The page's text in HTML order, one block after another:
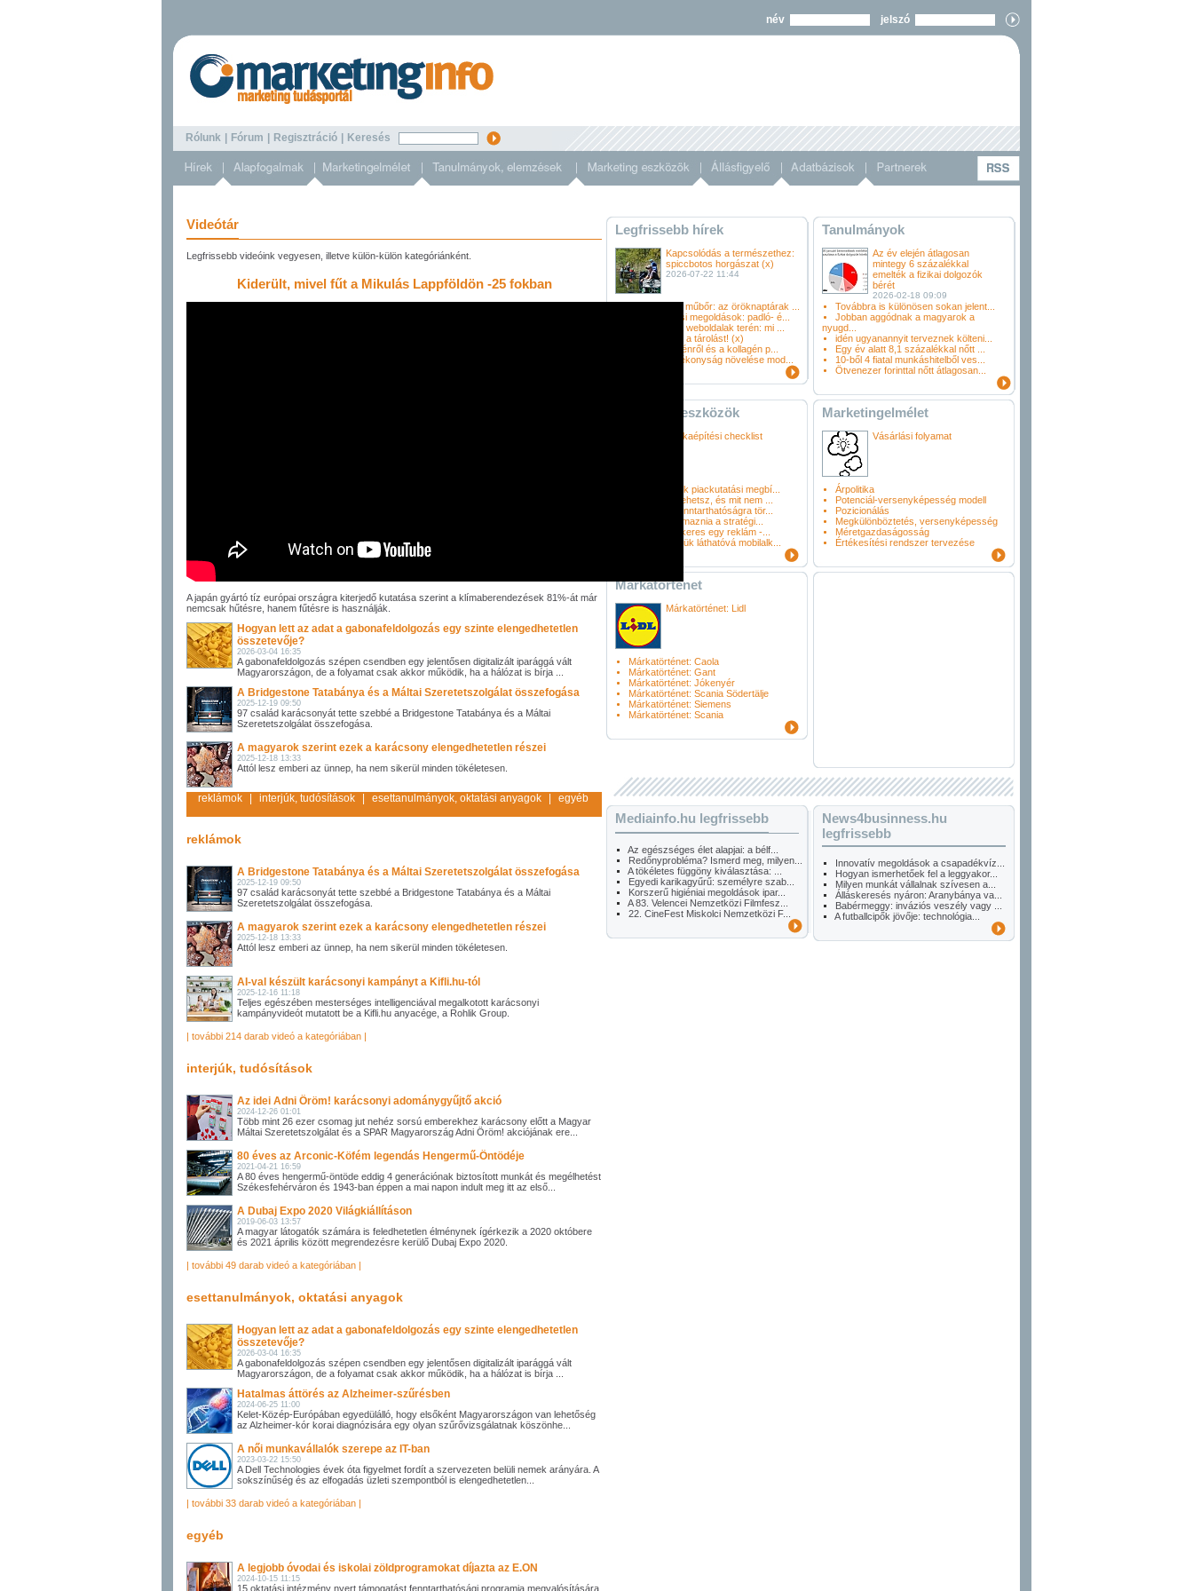
név jelszó
Rólunk Fórum Regisztráció Keresés
Videótár
Legfrissebb videóink vegyesen, illetve külön-külön kategóriánként.
Kiderült, mivel fűt a Mikulás Lappföldön -25 fokban
A japán gyártó tíz európai országra kiterjedő kutatása szerint a klímaberendezések 81%-át már
nemcsak hűtésre, hanem fűtésre is használják.
Hogyan lett az adat a gabonafeldolgozás egy szinte elengedhetetlen
összetevője?
2026-03-04 16:35
A gabonafeldolgozás szépen csendben egy jelentősen digitalizált iparággá vált
Magyarországon, de a folyamat csak akkor működik, ha a hálózat is bírja ...
A Bridgestone Tatabánya és a Máltai Szeretetszolgálat összefogása
2025-12-19 09:50
97 család karácsonyát tette szebbé a Bridgestone Tatabánya és a Máltai
Szeretetszolgálat összefogása.
A magyarok szerint ezek a karácsony elengedhetetlen részei
2025-12-18 13:33
Attól lesz emberi az ünnep, ha nem sikerül minden tökéletesen.
reklámok interjúk, tudósítások esettanulmányok, oktatási anyagok egyéb
reklámok
A Bridgestone Tatabánya és a Máltai Szeretetszolgálat összefogása
2025-12-19 09:50
97 család karácsonyát tette szebbé a Bridgestone Tatabánya és a Máltai
Szeretetszolgálat összefogása.
A magyarok szerint ezek a karácsony elengedhetetlen részei
2025-12-18 13:33
Attól lesz emberi az ünnep, ha nem sikerül minden tökéletesen.
AI-val készült karácsonyi kampányt a Kifli.hu-tól
2025-12-16 11:18
Teljes egészében mesterséges intelligenciával megalkotott karácsonyi
kampányvideót mutatott be a Kifli.hu anyacége, a Rohlik Group.
| további 214 darab videó a kategóriában |
interjúk, tudósítások
Az idei Adni Öröm! karácsonyi adománygyűjtő akció
2024-12-26 01:01
Több mint 26 ezer csomag jut nehéz sorsú emberekhez karácsony előtt a Magyar
Máltai Szeretetszolgálat és a SPAR Magyarország Adni Öröm! akciójának ere...
80 éves az Arconic-Köfém legendás Hengermű-Öntödéje
2021-04-21 16:59
A 80 éves hengermű-öntöde eddig 4 generációnak biztosított munkát és megélhetést
Székesfehérváron és 1943-ban éppen a mai napon indult meg itt az első...
A Dubaj Expo 2020 Világkiállításon
2019-06-03 13:57
A magyar látogatók számára is feledhetetlen élménynek ígérkezik a 2020 októbere
és 2021 április között megrendezésre kerülő Dubaj Expo 2020.
| további 49 darab videó a kategóriában |
esettanulmányok, oktatási anyagok
Hogyan lett az adat a gabonafeldolgozás egy szinte elengedhetetlen
összetevője?
2026-03-04 16:35
A gabonafeldolgozás szépen csendben egy jelentősen digitalizált iparággá vált
Magyarországon, de a folyamat csak akkor működik, ha a hálózat is bírja ...
Hatalmas áttörés az Alzheimer-szűrésben
2024-06-25 11:00
Kelet-Közép-Európában egyedülálló, hogy elsőként Magyarországon van lehetőség
az Alzheimer-kór korai diagnózisára egy olyan szűrővizsgálatnak köszönhe...
A női munkavállalók szerepe az IT-ban
2023-03-22 15:50
A Dell Technologies évek óta figyelmet fordít a szervezeten belüli nemek arányára. A
sokszínűség és az elfogadás üzleti szempontból is elengedhetetlen...
| további 33 darab videó a kategóriában |
egyéb
A legjobb óvodai és iskolai zöldprogramokat díjazta az E.ON
2024-10-15 11:15
15 oktatási intézmény nyert támogatást fenntarthatósági programja megvalósítására
Legfrissebb hírek
Kapcsolódás a természethez:
spiccbotos horgászat (x)
2026-07-22 11:44
Bambusz és műbőr: az öröknaptárak ...
Modern fűtési megoldások: padló- é...
Új korszak a weboldalak terén: mi ...
Gondold újra a tárolást! (x)
Amit a kollagénről és a kollagén p...
Az üzleti hatékonyság növelése mod...
Tanulmányok
Az év elején átlagosan
mintegy 6 százalékkal
emelték a fizikai dolgozók
bérét
2026-02-18 09:09
Továbbra is különösen sokan jelent...
Jobban aggódnak a magyarok a
nyugd...
idén ugyanannyit terveznek költeni...
Egy év alatt 8,1 százalékkal nőtt ...
10-ből 4 fiatal munkáshitelből ves...
Ötvenezer forinttal nőtt átlagosan...
Marketing eszközök
Márkaépítési checklist
Hogyan írjunk piackutatási megbí...
PR 2.0: mit tehetsz, és mit nem ...
10 lépés a fenntarthatóságra tör...
Mit kell tartalmaznia a stratégi...
Mitől lehet sikeres egy reklám -...
Hogyan tegyük láthatóvá mobilalk...
Marketingelmélet
Vásárlási folyamat
Árpolitika
Potenciál-versenyképesség modell
Pozicionálás
Megkülönböztetés, versenyképesség
Méretgazdaságosság
Értékesítési rendszer tervezése
Márkatörténet
Márkatörténet: Lidl
Márkatörténet: Caola
Márkatörténet: Gant
Márkatörténet: Jókenyér
Márkatörténet: Scania Södertälje
Márkatörténet: Siemens
Márkatörténet: Scania
Mediainfo.hu legfrissebb
Az egészséges élet alapjai: a bélf...
Redőnyprobléma? Ismerd meg, milyen...
A tökéletes függöny kiválasztása: ...
Egyedi karikagyűrű: személyre szab...
Korszerű higiéniai megoldások ipar...
A 83. Velencei Nemzetközi Filmfesz...
22. CineFest Miskolci Nemzetközi F...
News4businness.hu
legfrissebb
Innovatív megoldások a csapadékvíz...
Hogyan ismerhetőek fel a leggyakor...
Milyen munkát vállalnak szívesen a...
Álláskeresés nyáron: Aranybánya va...
Babérmeggy: inváziós veszély vagy ...
A futballcipők jövője: technológia...